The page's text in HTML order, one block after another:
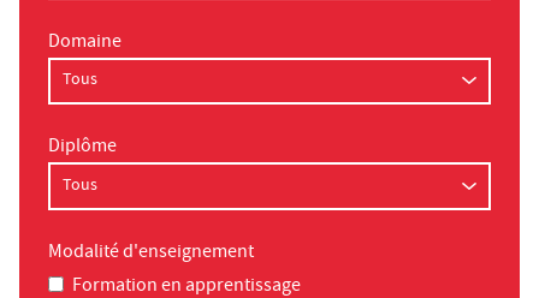
Domaine
Diplôme
Modalité d'enseignement
Formation en apprentissage